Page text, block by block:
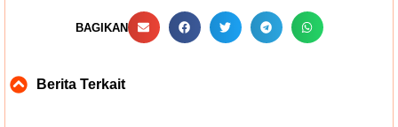
BAGIKAN
Berita Terkait